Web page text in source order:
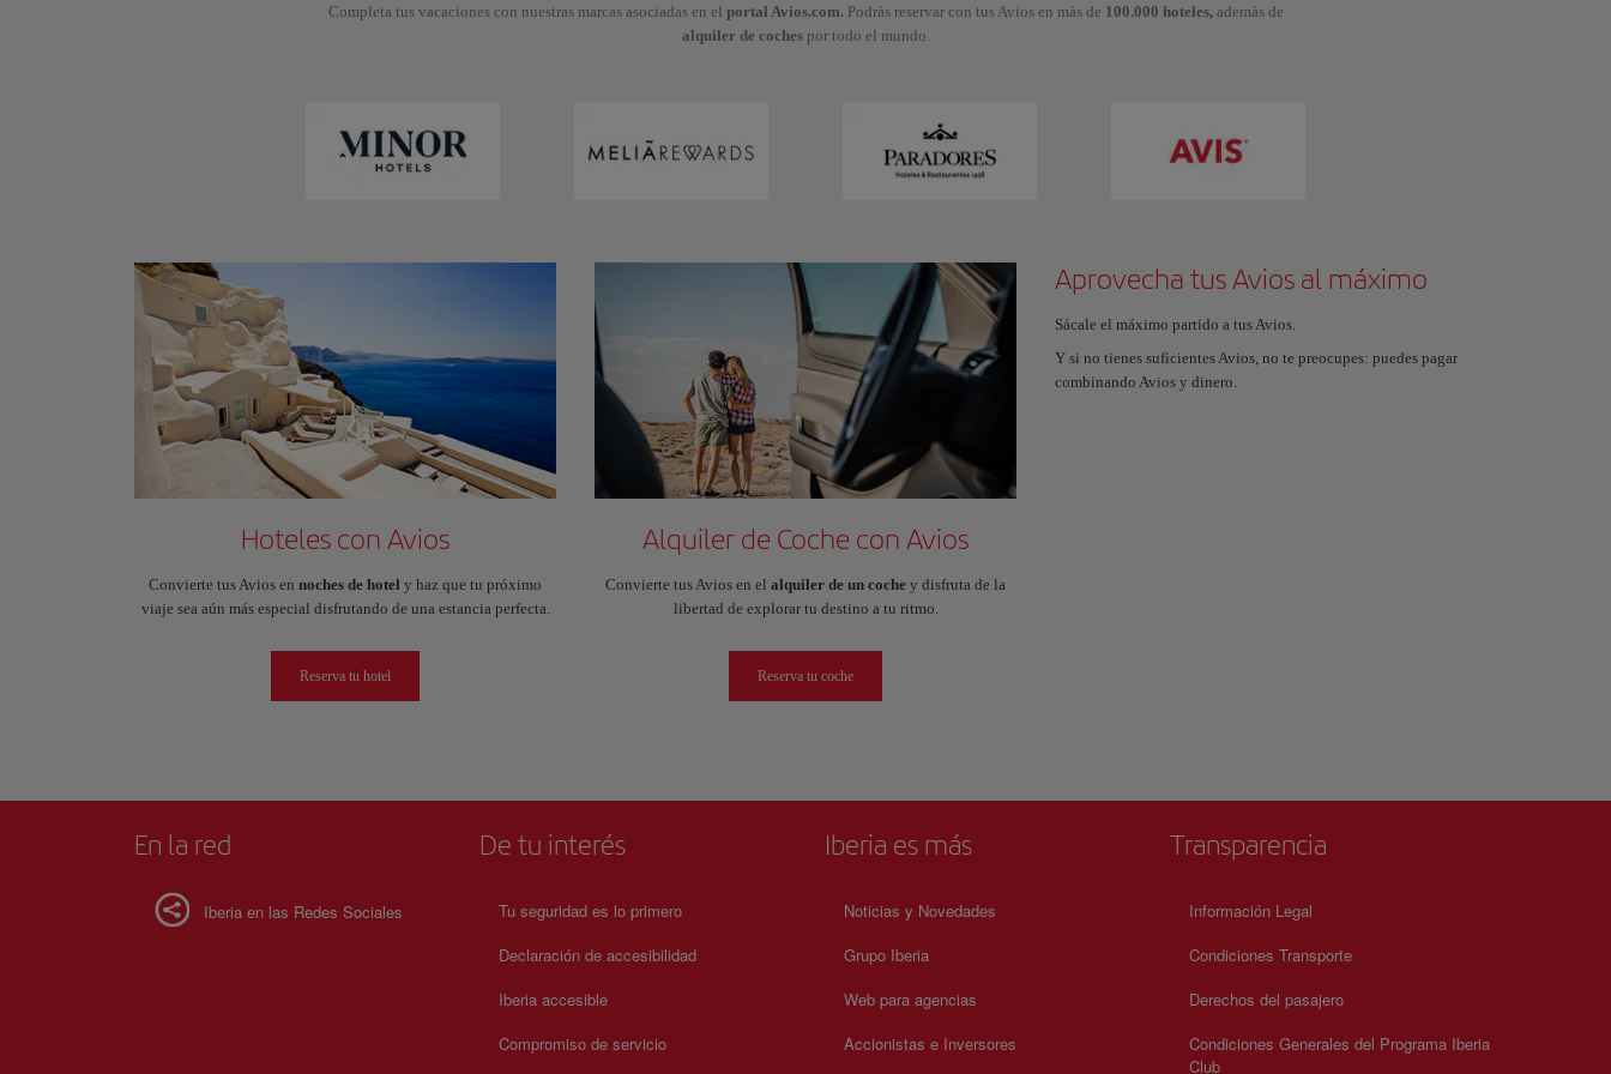
Completa tus vacaciones con nuestras marcas asociadas en el portal Avios.com.Podrás reservar con tus Avios en más de 100.000 hoteles,además de
alquiler de cochespor todo el mundo.
Hoteles con Avios
Convierte tus Avios en noches de hotel y haz que tu próximo
viaje sea aún más especial disfrutando de una estancia perfecta.
Reserva tu hotel
Alquiler de Coche con Avios
Convierte tus Avios en el alquiler de un coche y disfruta de la
libertad de explorar tu destino a tu ritmo.
Reserva tu coche
Aprovecha tus Avios al máximo
Sácale el máximo partido a tus Avios.
Y si no tienes suficientes Avios, no te preocupes: puedes pagar
combinando Avios y dinero.
En la red
Iberia en las Redes Sociales
De tu interés
Tu seguridad es lo primero
Declaración de accesibilidad
Iberia accesible
Compromiso de servicio
Iberia es más
Noticias y Novedades
Grupo Iberia
Web para agencias
Accionistas e Inversores
Transparencia
Información Legal
Condiciones Transporte
Derechos del pasajero
Condiciones Generales del Programa Iberia
Club